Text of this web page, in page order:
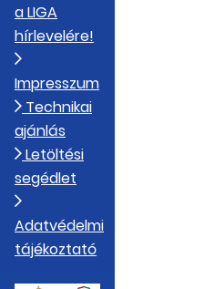
a LIGA
hírlevelére!
Impresszum
Technikai
ajánlás
Letöltési
segédlet
Adatvédelmi
tájékoztató